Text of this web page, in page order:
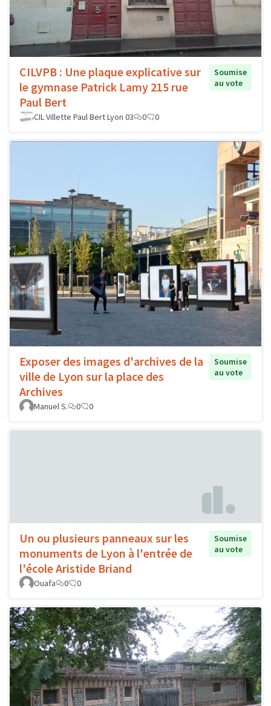
CILVPB : Une plaque explicative sur
le gymnase Patrick Lamy 215 rue
Paul Bert
Soumise
au vote
CIL Villette Paul Bert Lyon 03 0 0
Exposer des images d'archives de la
ville de Lyon sur la place des
Archives
Soumise
au vote
Manuel S. 0 0
Un ou plusieurs panneaux sur les
monuments de Lyon à l'entrée de
l'école Aristide Briand
Soumise
au vote
Ouafa 0 0